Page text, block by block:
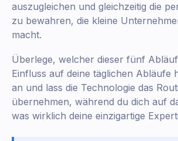
auszugleichen und gleichzeitig die
zu bewahren, die kleine
macht.
Überlege, welcher dieser fünf
Einfluss auf deine täglichen Abläufe
an und lass die Technologie das
übernehmen, während du dich auf
was wirklich deine einzigartige